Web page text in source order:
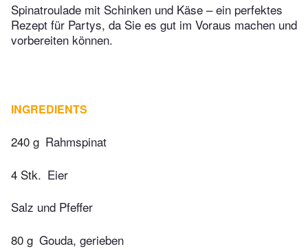
Spinatroulade mit Schinken und Käse – ein perfektes
Rezept für Partys, da Sie es gut im Voraus machen und
vorbereiten können.
INGREDIENTS
240 g Rahmspinat
4 Stk. Eier
Salz und Pfeffer
80 g Gouda, gerieben